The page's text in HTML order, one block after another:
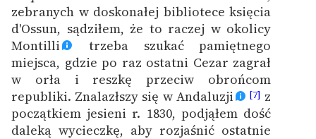
Kolekcje edukacyjne
twórców przechodzących
do domeny publicznej,
lektur szkolnych oraz
Starego Testamentu
Odkurzamy bohaterów
Szkoła Poezji Wolnych
zebranych w doskonałej bibliotece księcia
d'Ossun, sądziłem, że to raczej w okolicy
Montilli
trzeba szukać pamiętnego
miejsca, gdzie po raz ostatni Cezar zagrał
w orła i reszkę przeciw obrońcom
republiki. Znalazłszy się w Andaluzji
[7] z
początkiem jesieni r. 1830, podjąłem dość
daleką wycieczkę, aby rozjaśnić ostatnie